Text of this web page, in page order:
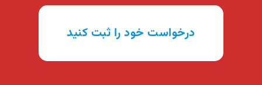
درخواست خود را ثبت کنید